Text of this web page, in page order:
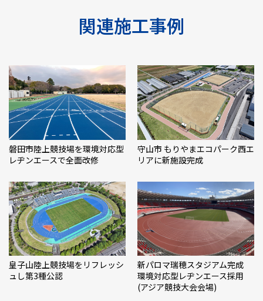
関連施工事例
磐田市陸上競技場を環境対応型
レヂンエースで全面改修
守山市 もりやまエコパーク西エ
リアに新施設完成
皇子山陸上競技場をリフレッシ
ュし第3種公認
新パロマ瑞穂スタジアム完成
環境対応型レヂンエース採用
(アジア競技大会会場)